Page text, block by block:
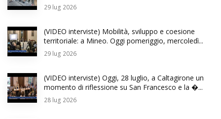
29 lug 2026
(VIDEO interviste) Mobilità, sviluppo e coesione
territoriale: a Mineo. Oggi pomeriggio, mercoledì...
29 lug 2026
(VIDEO interviste) Oggi, 28 luglio, a Caltagirone un
momento di riflessione su San Francesco e la �...
28 lug 2026